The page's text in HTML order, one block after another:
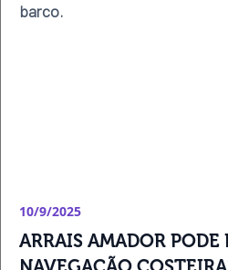
barco.
10/9/2025
ARRAIS AMADOR PODE